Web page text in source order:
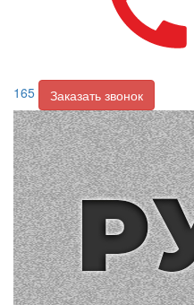
165
Заказать звонок